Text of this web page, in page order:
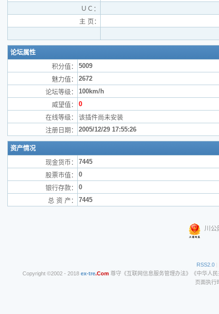
ＵＣ：
主 页：
论坛属性
积分值：
5009
魅力值：
2672
论坛等级：
100km/h
威望值：
0
在线等级：
该插件尚未安装
注册日期：
2005/12/29 17:55:26
资产情况
现金货币：
7445
股票市值：
0
银行存款：
0
总 资 产：
7445
川公
RSS2.0 |
Copyright ©2002 - 2018 ex-tre.Com尊守《互联网信息服务管理办法》《中华人
页面执行